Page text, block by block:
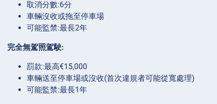
取消分數:6分
車輛沒收或拖至停車場
可能監禁:最長2年
完全無駕照駕駛:
罰款:最高€15,000
車輛送至停車場或沒收(首次違規者可能從寬處理)
可能監禁:最長1年